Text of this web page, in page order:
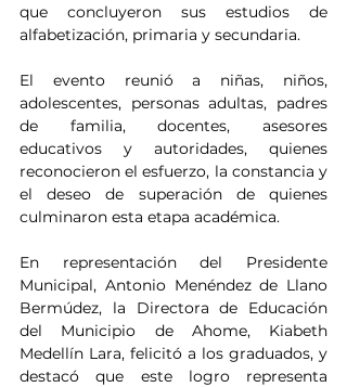
que concluyeron sus estudios de
alfabetización, primaria y secundaria.
El evento reunió a niñas, niños,
adolescentes, personas adultas, padres
de familia, docentes, asesores
educativos y autoridades, quienes
reconocieron el esfuerzo, la constancia y
el deseo de superación de quienes
culminaron esta etapa académica.
En representación del Presidente
Municipal, Antonio Menéndez de Llano
Bermúdez, la Directora de Educación
del Municipio de Ahome, Kiabeth
Medellín Lara, felicitó a los graduados, y
destacó que este logro representa